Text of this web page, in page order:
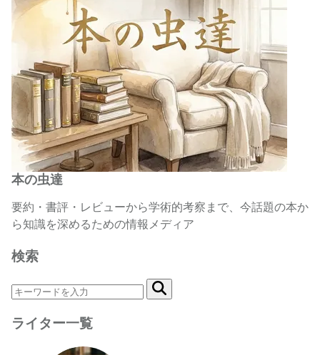
本の虫達
要約・書評・レビューから学術的考察まで、今話題の本か
ら知識を深めるための情報メディア
検索
ライター一覧